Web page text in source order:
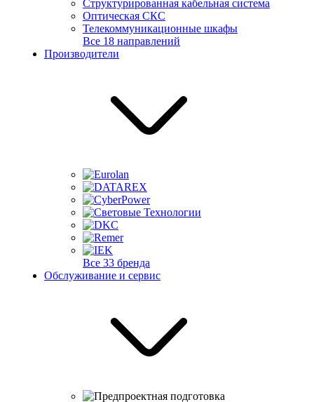
Структурированная кабельная система
Оптическая СКС
Телекоммуникационные шкафы
Все 18 направлений
Производители
Все 33 бренда
Обслуживание и сервис